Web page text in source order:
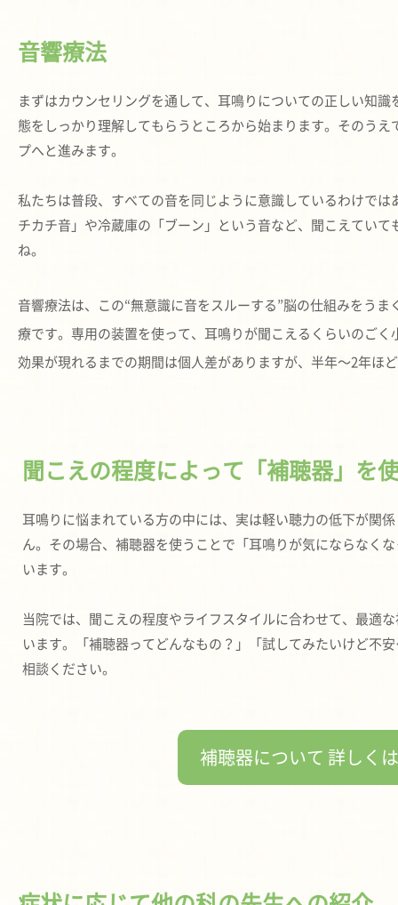
音響療法
まずはカウンセリングを通して、耳鳴りについての正しい知
態をしっかり理解してもらうところから始まります。そのう
プへと進みます。
私たちは普段、すべての音を同じように意識しているわけで
チカチ音」や冷蔵庫の「ブーン」という音など、聞こえてい
ね。
音響療法は、この“無意識に音をスルーする”脳の仕組みをう
療です。専用の装置を使って、耳鳴りが聞こえるくらいのご
効果が現れるまでの期間は個人差がありますが、半年〜2年ほ
聞こえの程度によって「補聴器」を
耳鳴りに悩まれている方の中には、実は軽い聴力の低下が関
ん。その場合、補聴器を使うことで「耳鳴りが気にならなく
います。
当院では、聞こえの程度やライフスタイルに合わせて、最適
います。「補聴器ってどんなもの？」「試してみたいけど不
相談ください。
補聴器について 詳しく